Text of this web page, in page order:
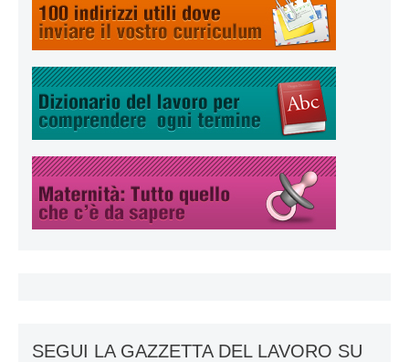
SEGUI LA GAZZETTA DEL LAVORO SU